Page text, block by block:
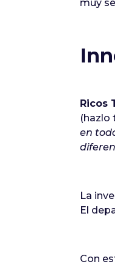
muy
Ricos
(hazlo
en
La
El
Con